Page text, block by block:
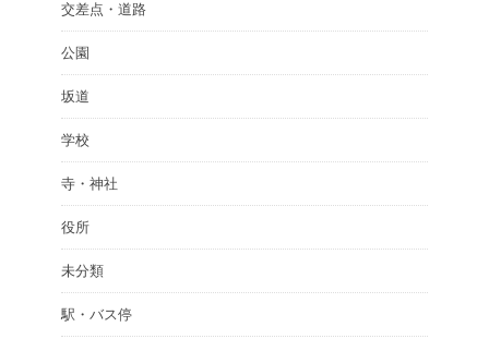
交差点・道路
公園
坂道
学校
寺・神社
役所
未分類
駅・バス停